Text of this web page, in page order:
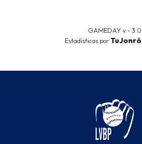
GAMEDAY v.- 3.0
Estadísticas por